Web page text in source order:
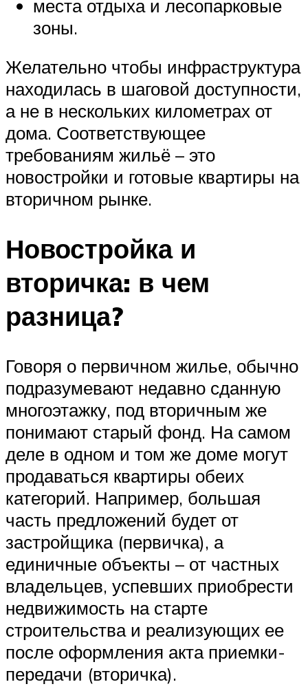
места отдыха и лесопарковые
зоны.
Желательно чтобы инфраструктура
находилась в шаговой доступности,
а не в нескольких километрах от
дома. Соответствующее
требованиям жильё – это
новостройки и готовые квартиры на
вторичном рынке.
Новостройка и
вторичка: в чем
разница?
Говоря о первичном жилье, обычно
подразумевают недавно сданную
многоэтажку, под вторичным же
понимают старый фонд. На самом
деле в одном и том же доме могут
продаваться квартиры обеих
категорий. Например, большая
часть предложений будет от
застройщика (первичка), а
единичные объекты – от частных
владельцев, успевших приобрести
недвижимость на старте
строительства и реализующих ее
после оформления акта приемки-
передачи (вторичка).